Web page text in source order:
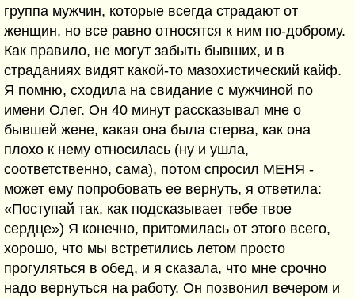
группа мужчин, которые всегда страдают от
женщин, но все равно относятся к ним по-доброму.
Как правило, не могут забыть бывших, и в
страданиях видят какой-то мазохистический кайф.
Я помню, сходила на свидание с мужчиной по
имени Олег. Он 40 минут рассказывал мне о
бывшей жене, какая она была стерва, как она
плохо к нему относилась (ну и ушла,
соответственно, сама), потом спросил МЕНЯ -
может ему попробовать ее вернуть, я ответила:
«Поступай так, как подсказывает тебе твое
сердце») Я конечно, притомилась от этого всего,
хорошо, что мы встретились летом просто
прогуляться в обед, и я сказала, что мне срочно
надо вернуться на работу. Он позвонил вечером и